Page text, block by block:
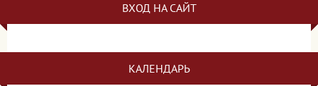
ВХОД НА САЙТ
КАЛЕНДАРЬ